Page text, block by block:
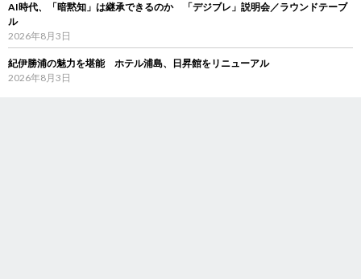
AI時代、「暗黙知」は継承できるのか 「デジブレ」説明会／ラウンドテーブ
ル
2026年8月3日
紀伊勝浦の魅力を堪能 ホテル浦島、日昇館をリニューアル
2026年8月3日